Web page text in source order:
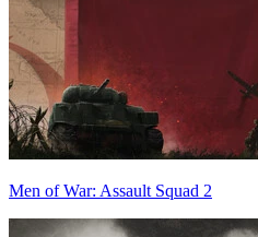
Men of War: Assault Squad 2